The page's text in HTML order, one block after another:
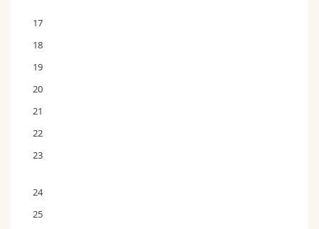
17
18
19
20
21
22
23
24
25